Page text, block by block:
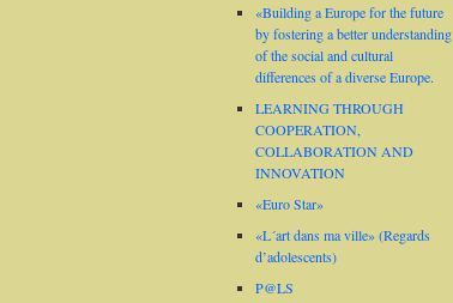
«Building a Europe for the future
by fostering a better understanding
of the social and cultural
differences of a diverse Europe.
LEARNING THROUGH
COOPERATION,
COLLABORATION AND
INNOVATION
«Euro Star»
«L´art dans ma ville» (Regards
d’adolescents)
P@LS